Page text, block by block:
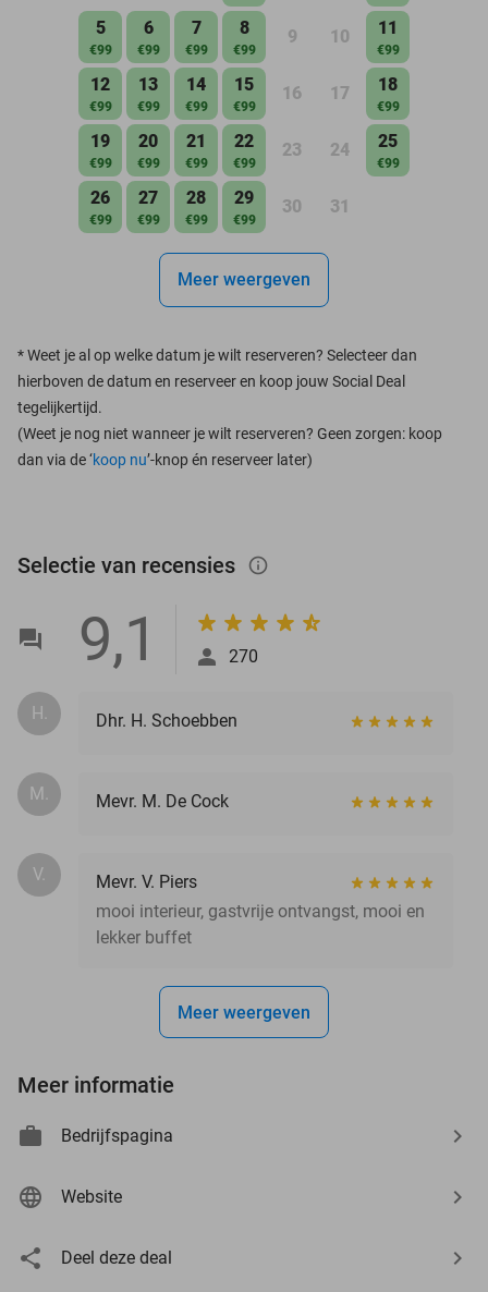
5
€99
6
€99
7
€99
8
€99
9 10 11
€99
12
€99
13
€99
14
€99
15
€99
16 17 18
€99
19
€99
20
€99
21
€99
22
€99
23 24 25
€99
26
€99
27
€99
28
€99
29
€99
30 31
Meer weergeven
*Weet je al op welke datum je wilt reserveren? Selecteer dan
hierboven de datum en reserveer en koop jouw Social Deal
tegelijkertijd.
(Weet je nog niet wanneer je wilt reserveren? Geen zorgen: koop
dan via de ‘koop nu’-knop én reserveer later)
Selectie van recensies info_outlined
9,1 270
H. Dhr. H. Schoebben
M. Mevr. M. De Cock
V.
Mevr. V. Piers
mooi interieur, gastvrije ontvangst, mooi en
lekker buffet
Meer weergeven
Meer informatie
Bedrijfspagina
Website
Deel deze deal